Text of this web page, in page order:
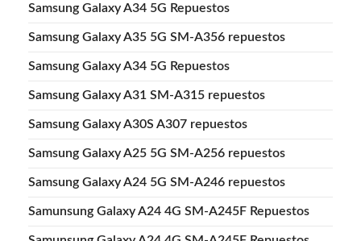
Samsung Galaxy A34 5G Repuestos
Samsung Galaxy A35 5G SM-A356 repuestos
Samsung Galaxy A34 5G Repuestos
Samsung Galaxy A31 SM-A315 repuestos
Samsung Galaxy A30S A307 repuestos
Samsung Galaxy A25 5G SM-A256 repuestos
Samsung Galaxy A24 5G SM-A246 repuestos
Samunsung Galaxy A24 4G SM-A245F Repuestos